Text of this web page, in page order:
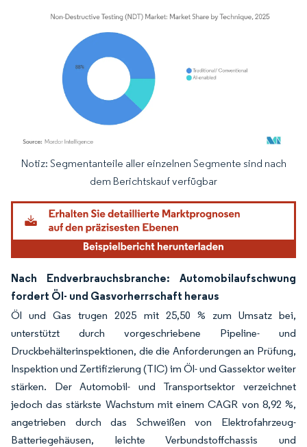
Bild © Mordor Intelligence. Wiederverwendung erfordert Namensnennung
Notiz: Segmentanteile aller einzelnen Segmente sind nach
dem Berichtskauf verfügbar
Nach Endverbrauchsbranche: Automobilaufschwung
fordert Öl- und Gasvorherrschaft heraus
Öl und Gas trugen 2025 mit 25,50 % zum Umsatz bei,
unterstützt durch vorgeschriebene Pipeline- und
Druckbehälterinspektionen, die die Anforderungen an Prüfung,
Inspektion und Zertifizierung (TIC) im Öl- und Gassektor weiter
stärken. Der Automobil- und Transportsektor verzeichnet
jedoch das stärkste Wachstum mit einem CAGR von 8,92 %,
angetrieben durch das Schweißen von Elektrofahrzeug-
Batteriegehäusen, leichte Verbundstoffchassis und